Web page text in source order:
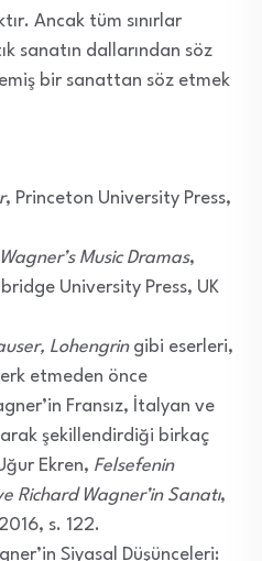
Ancak tüm sınırlar
sanatın dallarından söz
bir sanattan söz etmek
, Princeton University Press,
Music Dramas,
University Press, UK
Lohengrin gibi eserleri,
etmeden önce
Fransız, İtalyan ve
şekillendirdiği birkaç
Ekren, Felsefenin
Richard Wagner’in Sanatı,
s. 122.
Siyasal Düşünceleri: